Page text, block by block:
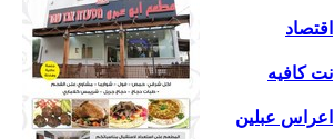
اقتصاد
نت كافيه
اعراس عبلين